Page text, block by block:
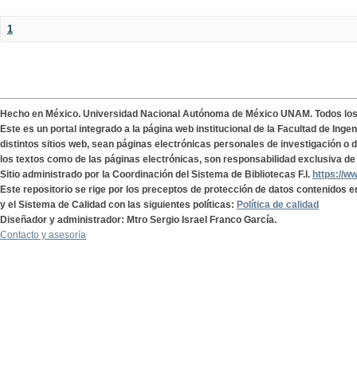
1
Hecho en México. Universidad Nacional Autónoma de México UNAM. Todos
Este es un portal integrado a la página web institucional de la Facultad de
distintos sitios web, sean páginas electrónicas personales de investigación o
los textos como de las páginas electrónicas, son responsabilidad exclusiva
Sitio administrado por la Coordinación del Sistema de Bibliotecas F.I. https://
Este repositorio se rige por los preceptos de protección de datos contenidos
y el Sistema de Calidad con las siguientes políticas: Política de calidad
Diseñador y administrador: Mtro Sergio Israel Franco García.
Contacto y asesoría